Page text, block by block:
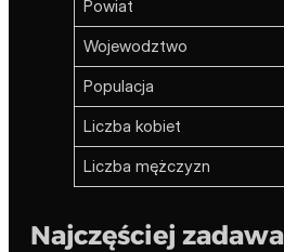
Powiat
Wojewodztwo
Populacja
Liczba kobiet
Liczba mężczyzn
Najczęściej